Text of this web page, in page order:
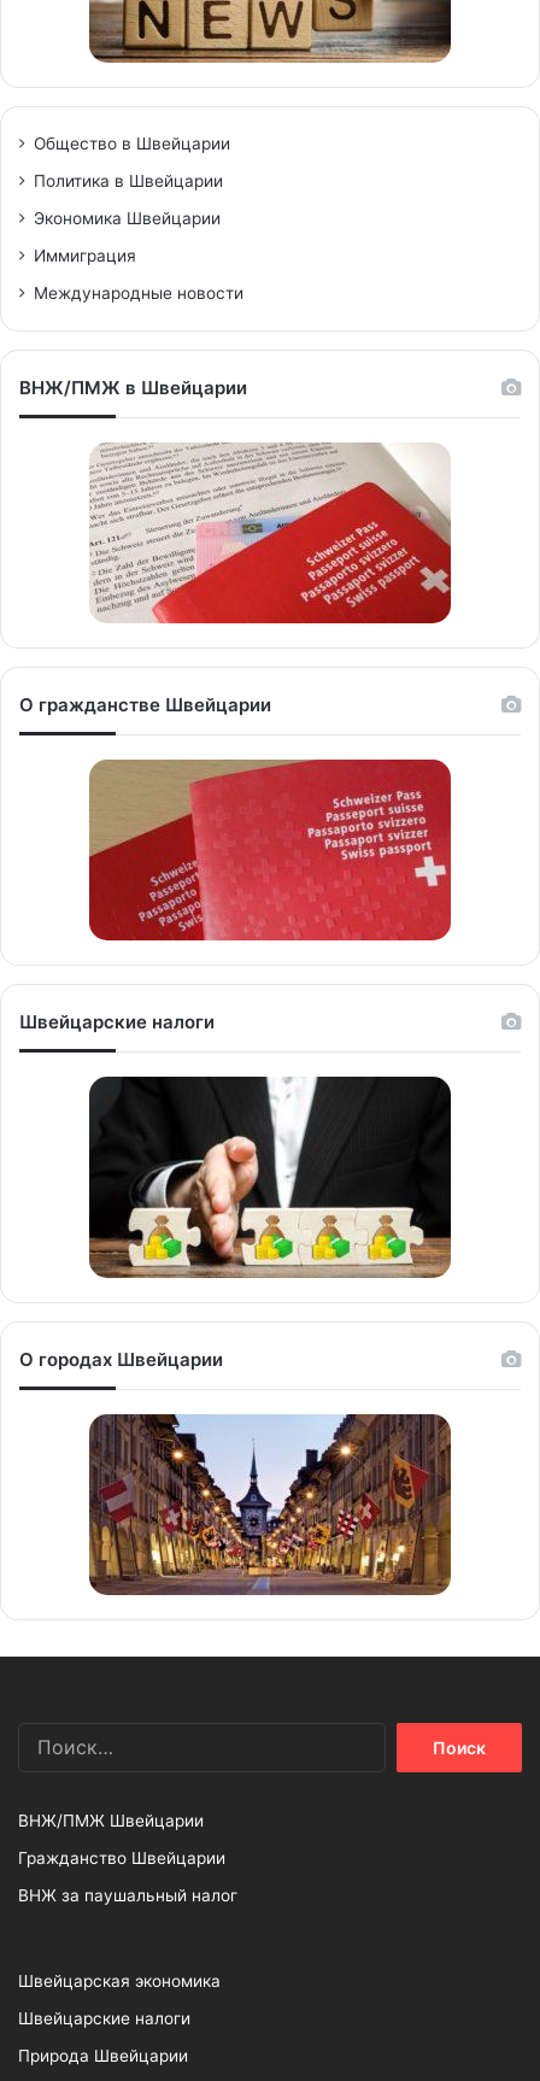
Общество в Швейцарии
Политика в Швейцарии
Экономика Швейцарии
Иммиграция
Международные новости
ВНЖ/ПМЖ в Швейцарии
О гражданстве Швейцарии
Швейцарские налоги
О городах Швейцарии
ВНЖ/ПМЖ Швейцарии
Гражданство Швейцарии
ВНЖ за паушальный налог
Швейцарская экономика
Швейцарские налоги
Природа Швейцарии